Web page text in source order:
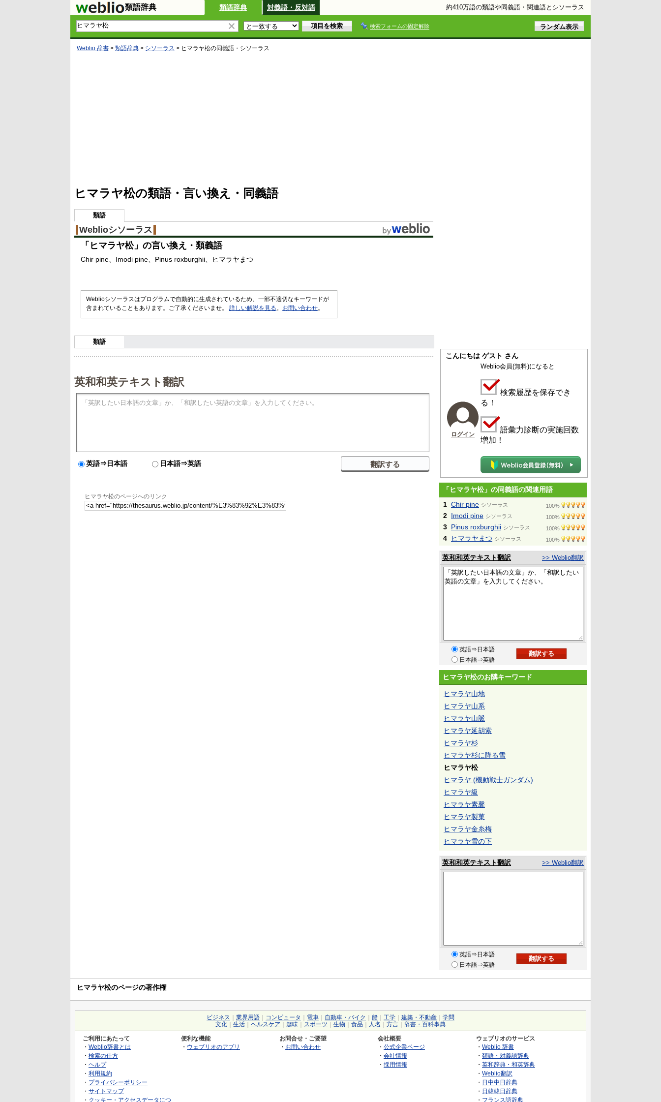
類語辞典 類語辞典 対義語・反対語 約410万語の類語や同義語・関連語とシソーラス
検索フォームの固定解除
Weblio 辞書 > 類語辞典 > シソーラス > ヒマラヤ松の同義語・シソーラス
5
%
ヒマラヤ松の類語・言い換え・同義語
類語
Weblioシソーラス
「 ヒマラヤ松」の言い換え・類義語
Chir pine Imodi pine Pinus roxburghii ヒマラヤまつ
Weblioシソーラスはプログラムで自動的に生成されているため、一部不適切なキーワードが
含まれていることもあります。ご了承くださいませ。 詳しい解説を見る 。 お問い合わせ。
類語
英和和英テキスト翻訳
英語⇒日本語 日本語⇒英語
ヒマラヤ松のページへのリンク
こんにちは ゲスト さん
ログイン
Weblio会員(無料)になると
検索履歴を保存でき
る！
語彙力診断の実施回数
増加！
「ヒマラヤ松」の同義語の関連用語
1 Chir pine シソーラス 100%
2 Imodi pine シソーラス 100%
3 Pinus roxburghii シソーラス 100%
4 ヒマラヤまつ シソーラス 100%
英和和英テキスト翻訳 >> Weblio翻訳
英語⇒日本語
日本語⇒英語
ヒマラヤ松のお隣キーワード
ヒマラヤ山地
ヒマラヤ山系
ヒマラヤ山脈
ヒマラヤ延胡索
ヒマラヤ杉
ヒマラヤ杉に降る雪
ヒマラヤ松
ヒマラヤ (機動戦士ガンダム)
ヒマラヤ級
ヒマラヤ素馨
ヒマラヤ製菓
ヒマラヤ金糸梅
ヒマラヤ雪の下
英和和英テキスト翻訳 >> Weblio翻訳
英語⇒日本語
日本語⇒英語
ヒマラヤ松のページの著作権
ビジネス 業界用語 コンピュータ 電車 自動車・バイク 船 工学 建築・不動産
学問
文化
生活 ヘルスケア 趣味 スポーツ 生物 食品 人名 方言 辞書・百科事典
ご利用にあたって
・ Weblio辞書とは
・ 検索の仕方
・ ヘルプ
・ 利用規約
・ プライバシーポリシー
・ サイトマップ
・ クッキー・アクセスデータにつ
便利な機能
・ ウェブリオのアプリ
お問合せ・ご要望
・ お問い合わせ
会社概要
・ 公式企業ページ
・ 会社情報
・ 採用情報
ウェブリオのサービス
・ Weblio 辞書
・ 類語・対義語辞典
・ 英和辞典・和英辞典
・ Weblio翻訳
・ 日中中日辞典
・ 日韓韓日辞典
・ フランス語辞典